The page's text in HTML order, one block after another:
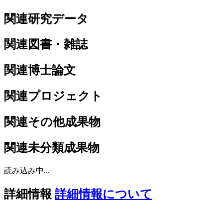
関連研究データ
関連図書・雑誌
関連博士論文
関連プロジェクト
関連その他成果物
関連未分類成果物
読み込み中...
詳細情報 詳細情報について